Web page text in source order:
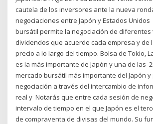
cautela de los inversores ante la nueva
negociaciones entre Japón y Estados Unidos
bursátil permite la negociación de diferentes
dividendos que acuerde cada empresa y de
precio a lo largo del tiempo. Bolsa de Tokio,
es la más importante de Japón y una de las
mercado bursátil más importante del Japón
negociación a través del intercambio de
real y Notarás que entre cada sesión de
intervalo de tiempo en el que Japón es el
de compraventa de divisas del mundo. Su